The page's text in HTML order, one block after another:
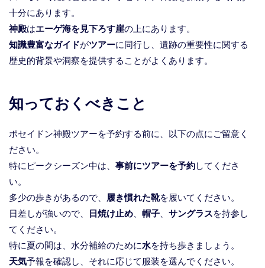
十分にあります。
神殿はエーゲ海を見下ろす崖の上にあります。
知識豊富なガイドがツアーに同行し、遺跡の重要性に関する
歴史的背景や洞察を提供することがよくあります。
知っておくべきこと
ポセイドン神殿ツアーを予約する前に、以下の点にご留意く
ださい。
特にピークシーズン中は、 事前にツアーを予約してくださ
い。
多少の歩きがあるので、 履き慣れた靴を履いてください。
日差しが強いので、
日焼け止め、 帽子、 サングラスを持参し
てください。
特に夏の間は、水分補給のために水を持ち歩きましょう。
天気予報を確認し、それに応じて服装を選んでください。